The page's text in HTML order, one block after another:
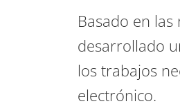
Basado en
desarrollado
los trabajos
electrónico.